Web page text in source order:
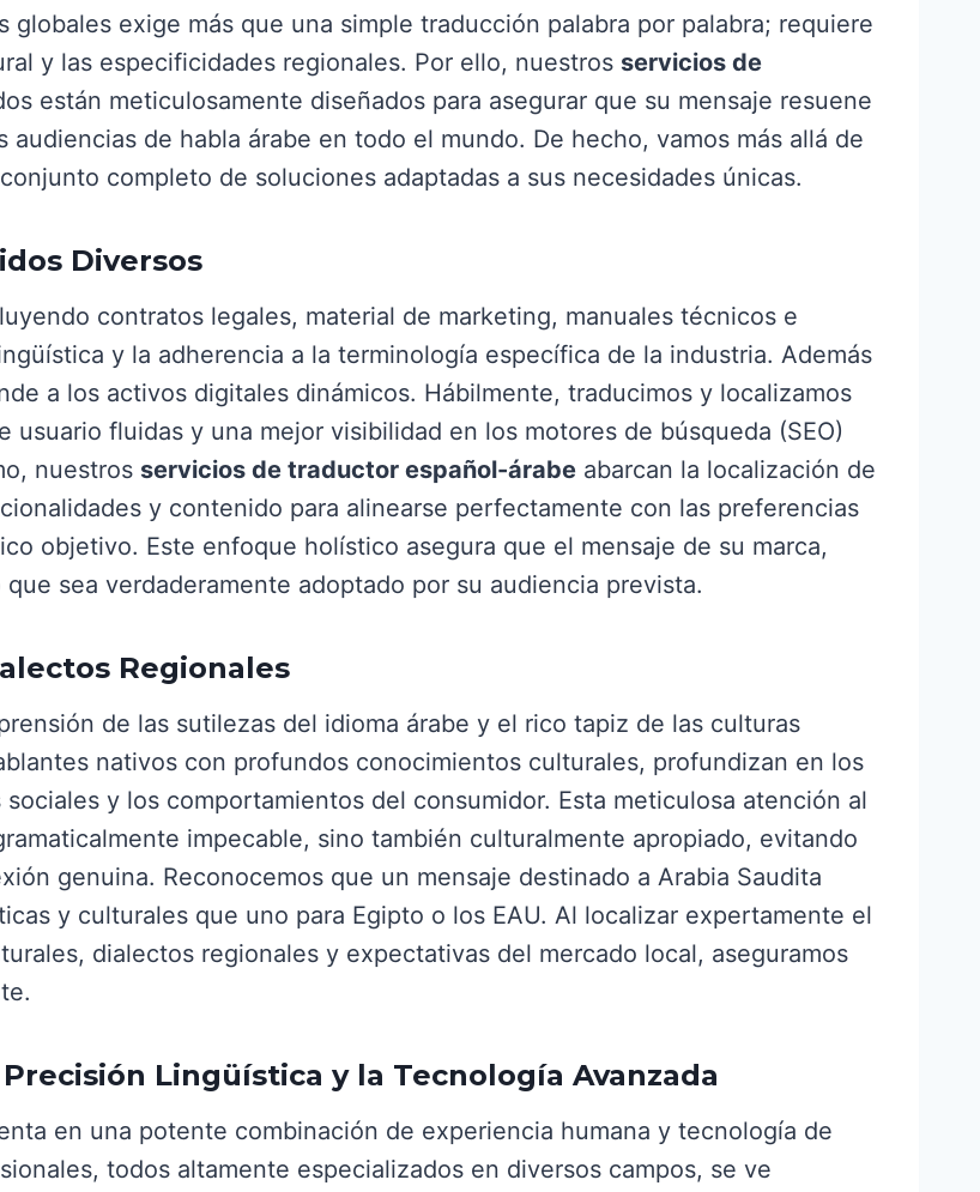
globales exige más que una simple traducción palabra por palabra; requiere
y las especificidades regionales. Por ello, nuestros servicios de
están meticulosamente diseñados para asegurar que su mensaje resuene
de habla árabe en todo el mundo. De hecho, vamos más allá de
completo de soluciones adaptadas a sus necesidades únicas.
Diversos
contratos legales, material de marketing, manuales técnicos e
y la adherencia a la terminología específica de la industria. Además
a los activos digitales dinámicos. Hábilmente, traducimos y localizamos
fluidas y una mejor visibilidad en los motores de búsqueda (SEO)
nuestros servicios de traductor español-árabe abarcan la localización de
y contenido para alinearse perfectamente con las preferencias
objetivo. Este enfoque holístico asegura que el mensaje de su marca,
sea verdaderamente adoptado por su audiencia prevista.
Regionales
de las sutilezas del idioma árabe y el rico tapiz de las culturas
nativos con profundos conocimientos culturales, profundizan en los
y los comportamientos del consumidor. Esta meticulosa atención al
impecable, sino también culturalmente apropiado, evitando
genuina. Reconocemos que un mensaje destinado a Arabia Saudita
y culturales que uno para Egipto o los EAU. Al localizar expertamente el
dialectos regionales y expectativas del mercado local, aseguramos
Lingüística y la Tecnología Avanzada
en una potente combinación de experiencia humana y tecnología de
todos altamente especializados en diversos campos, se ve